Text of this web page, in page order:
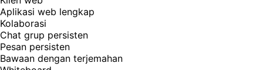
Aplikasi web lengkap
Kolaborasi
Chat grup persisten
Pesan persisten
Bawaan dengan terjemahan